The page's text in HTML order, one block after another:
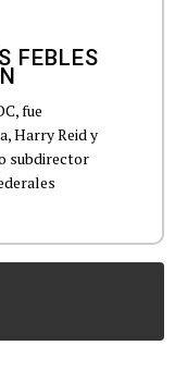
FEBLES
fue
Harry Reid y
subdirector